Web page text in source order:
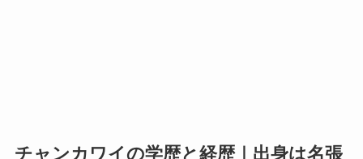
チャンカワイの学歴と経歴｜出身は名張